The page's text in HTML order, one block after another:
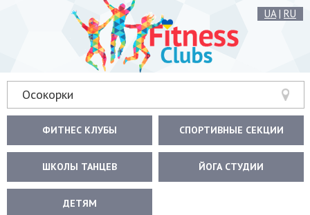
UA| RU
Осокорки
ФИТНЕС КЛУБЫ СПОРТИВНЫЕ СЕКЦИИ
ШКОЛЫ ТАНЦЕВ ЙОГА СТУДИИ
ДЕТЯМ